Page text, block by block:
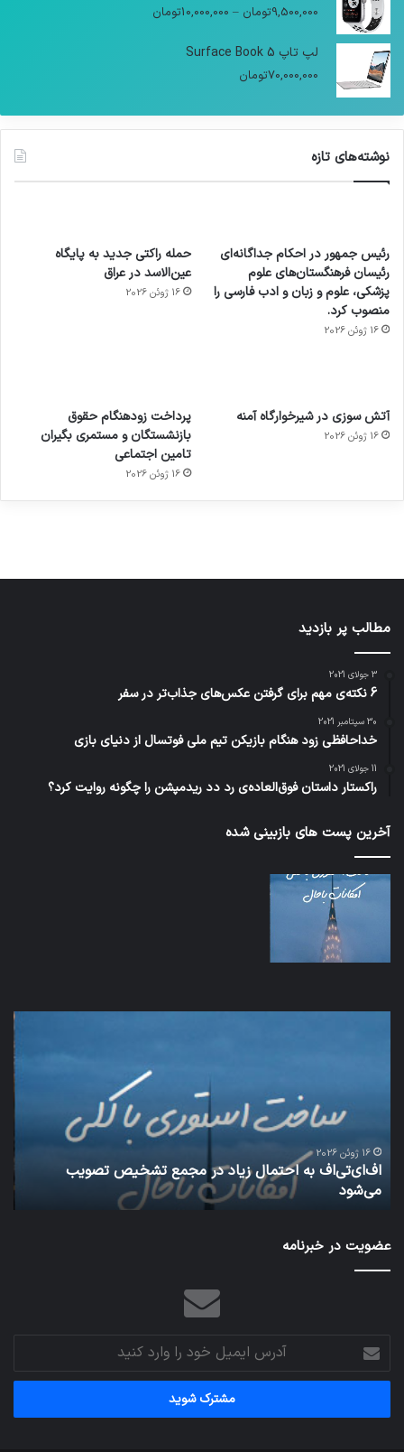
9,500,000تومان –
10,000,000تومان
لپ تاپ Surface Book 5
70,000,000تومان
نوشته‌های تازه
رئیس جمهور در احکام جداگانه‌ای
رئیسان فرهنگستان‌های علوم
پزشکی، علوم و زبان و ادب فارسی را
منصوب کرد.
16 ژوئن 2026
حمله راکتی جدید به پایگاه
عین‌الاسد در عراق
16 ژوئن 2026
آتش سوزی در شیرخوارگاه آمنه
16 ژوئن 2026
پرداخت زودهنگام حقوق
بازنشستگان و مستمری بگیران
تامین اجتماعی
16 ژوئن 2026
برای
کشف
توسط
مجازی
…
ساعت
هوشمند
با طعم
توسط
ژاکت
در
های
2023
توسط
مطالب پر بازدید
3 جولای 2021
6 نکته‌ی مهم برای گرفتن عکس‌های جذاب‌تر در سفر
30 سپتامبر 2021
خداحافظی زود هنگام بازیکن تیم ملی فوتسال از دنیای بازی
11 جولای 2021
راکستار داستان فوق‌العاده‌ی رد دد ریدمپشن را چگونه روایت کرد؟
آخرین پست های بازبینی شده
تصویب
می‌شود
16 ژوئن 2026
اف‌ای‌تی‌اف به احتمال زیاد در مجمع تشخیص تصویب
می‌شود
عضویت در خبرنامه
آدرس
ایمیل
خود
وارد